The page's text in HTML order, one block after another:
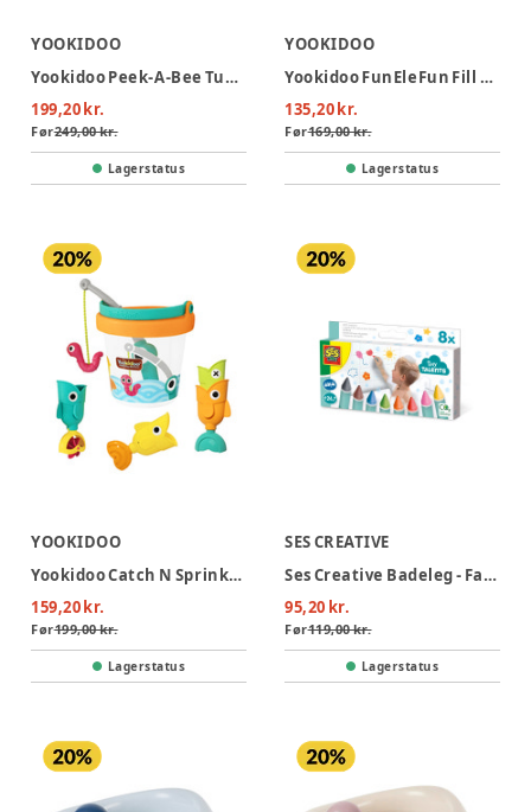
YOOKIDOO
Yookidoo Peek-A-Bee Tub Flower
199,20 kr.
Før249,00 kr.
Lagerstatus
YOOKIDOO
Yookidoo FunEleFun Fill N Sprinkle - Grå
135,20 kr.
Før169,00 kr.
Lagerstatus
YOOKIDOO
Yookidoo Catch N Sprinkle Fishing Set Og Bucket
159,20 kr.
Før199,00 kr.
Lagerstatus
SES CREATIVE
Ses Creative Badeleg - Farvekridt Til Badet
95,20 kr.
Før119,00 kr.
Lagerstatus